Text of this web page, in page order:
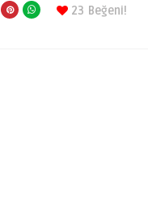
23 Beğeni!